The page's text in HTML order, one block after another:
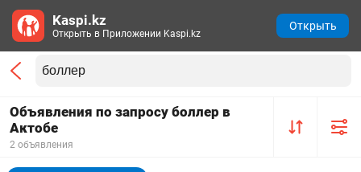
Объявления по запросу боллер в
Актобе
2 объявления
Kaspi.kz
Открыть в Приложении Kaspi.kz
Открыть